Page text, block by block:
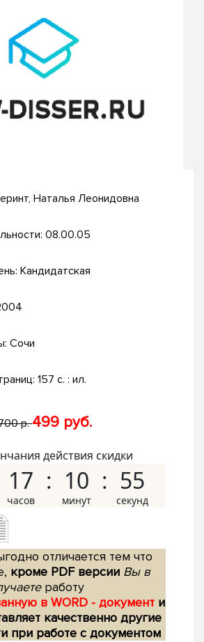
Наталья Леонидовна
08.00.05
Кандидатская
Сочи
157 с. : ил.
р.499 руб.
действия скидки
17 10 55
отличается тем что
кроме PDF версии Вы в
работу
в WORD - документ и
качественно другие
при работе с документом